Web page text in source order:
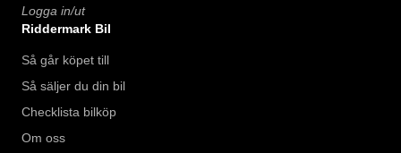
Logga in/ut
Riddermark Bil
Så går köpet till
Så säljer du din bil
Checklista bilköp
Om oss